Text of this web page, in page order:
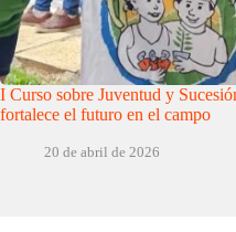
I Curso sobre Juventud y
fortalece el futuro en el campo
20 de abril de 2026